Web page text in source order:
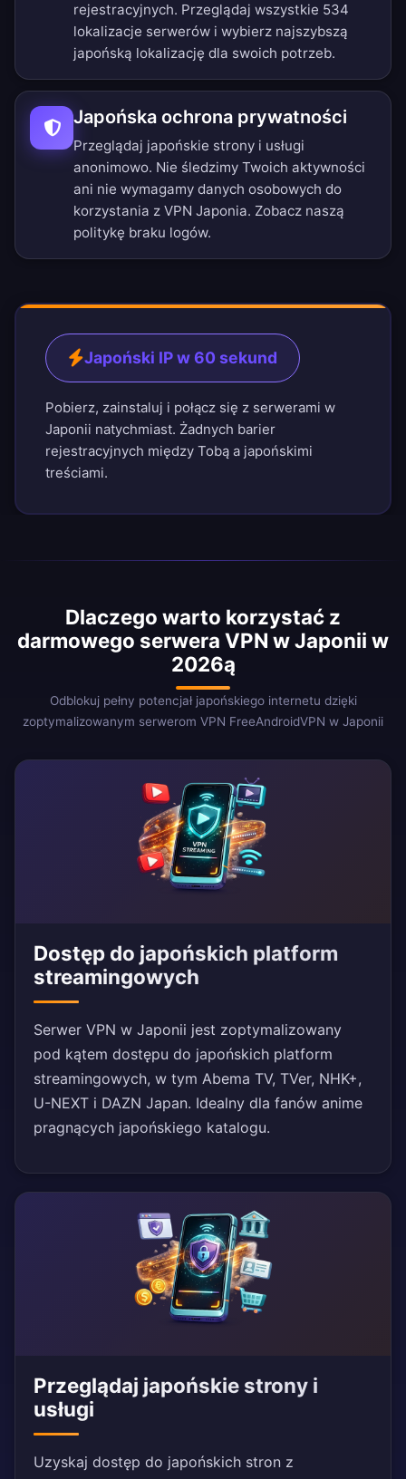
rejestracyjnych. Przeglądaj wszystkie 534
lokalizacje serwerów i wybierz najszybszą
japońską lokalizację dla swoich potrzeb.
Japońska ochrona prywatności
Przeglądaj japońskie strony i usługi
anonimowo. Nie śledzimy Twoich aktywności
ani nie wymagamy danych osobowych do
korzystania z VPN Japonia. Zobacz naszą
politykę braku logów.
Japoński IP w 60 sekund
Pobierz, zainstaluj i połącz się z serwerami w
Japonii natychmiast. Żadnych barier
rejestracyjnych między Tobą a japońskimi
treściami.
Dlaczego warto korzystać z
darmowego serwera VPN w Japonii w
2026ą
Odblokuj pełny potencjał japońskiego internetu dzięki
zoptymalizowanym serwerom VPN FreeAndroidVPN w Japonii
Dostęp do japońskich platform
streamingowych
Serwer VPN w Japonii jest zoptymalizowany
pod kątem dostępu do japońskich platform
streamingowych, w tym Abema TV, TVer, NHK+,
U-NEXT i DAZN Japan. Idealny dla fanów anime
pragnących japońskiego katalogu.
Przeglądaj japońskie strony i
usługi
Uzyskaj dostęp do japońskich stron z